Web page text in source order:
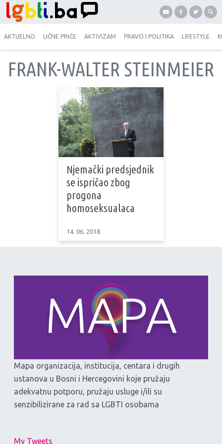
AKTUELNO LIČNE PRIČE AKTIVIZAM PRAVO I POLITIKA LIFESTYLE
FRANK-WALTER STEINMEIER
Njemački predsjednik
se ispričao zbog
progona
homoseksualaca
14. 06. 2018
Mapa organizacija, institucija, centara i drugih
ustanova u Bosni i Hercegovini koje pružaju
adekvatnu potporu, pružaju usluge i/ili su
senzibilizirane za rad sa LGBTI osobama
My Tweets